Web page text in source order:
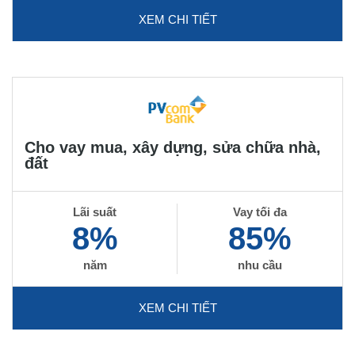
XEM CHI TIẾT
Cho vay mua, xây dựng, sửa chữa nhà,
đất
Lãi suất
8%
năm
Vay tối đa
85%
nhu cầu
XEM CHI TIẾT